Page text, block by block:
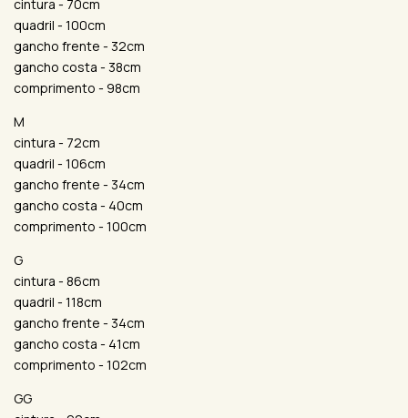
cintura - 70cm
quadril - 100cm
gancho frente - 32cm
gancho costa - 38cm
comprimento - 98cm
M
cintura - 72cm
quadril - 106cm
gancho frente - 34cm
gancho costa - 40cm
comprimento - 100cm
G
cintura - 86cm
quadril - 118cm
gancho frente - 34cm
gancho costa - 41cm
comprimento - 102cm
GG